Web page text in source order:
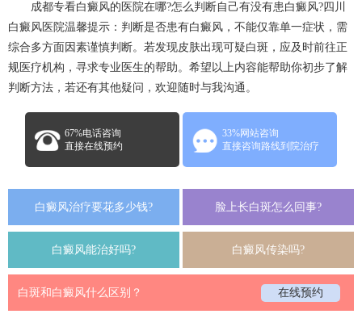
成都专看白癜风的医院在哪?怎么判断自己有没有患白癜风?四川
白癜风医院温馨提示：判断是否患有白癜风，不能仅靠单一症状，需
综合多方面因素谨慎判断。若发现皮肤出现可疑白斑，应及时前往正
规医疗机构，寻求专业医生的帮助。希望以上内容能帮助你初步了解
判断方法，若还有其他疑问，欢迎随时与我沟通。​
67%电话咨询
直接在线预约
33%网站咨询
直接咨询路线到院治疗
白癜风治疗要花多少钱? 脸上长白斑怎么回事?
白癜风能治好吗? 白癜风传染吗?
白斑和白癜风什么区别？ 在线预约